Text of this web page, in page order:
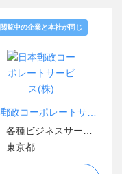
閲覧中の企業と本社が同じ
東京都